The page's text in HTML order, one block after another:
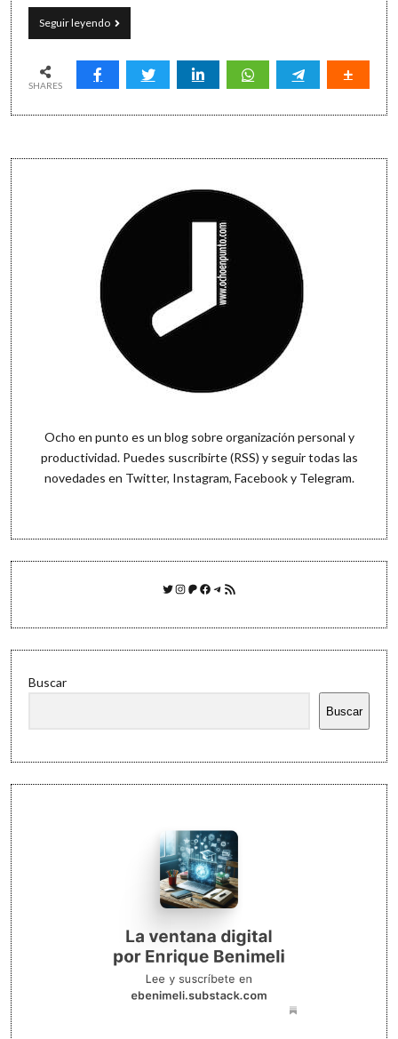
Seguir leyendoTecnología
a
servicio:
productivos
SHARES
Sidebar
Ocho en punto es un blog sobre organización personal y
productividad. Puedes suscribirte (RSS) y seguir todas las
novedades en Twitter, Instagram, Facebooky Telegram.
Twitter
Instagram
Patreon
Facebook
Telegram
Feed RSS
Buscar
Buscar